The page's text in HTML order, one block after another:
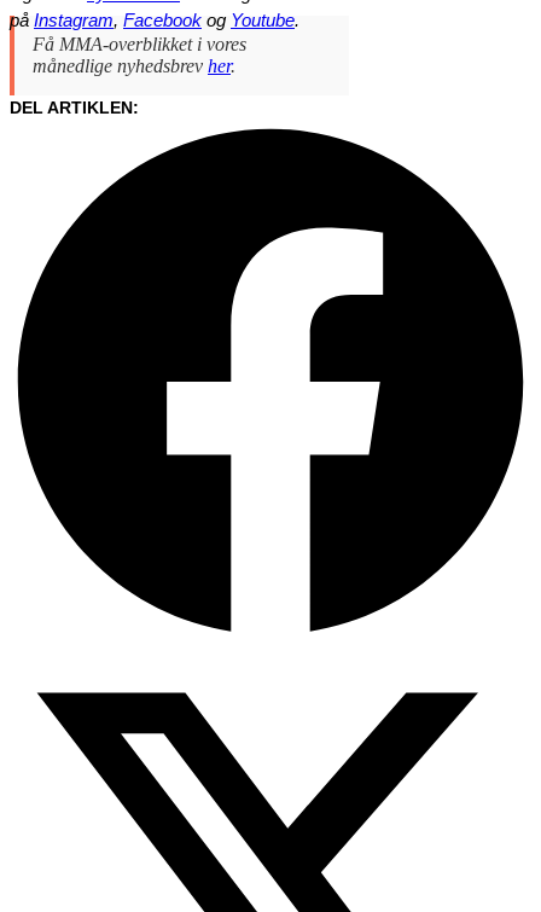
på Instagram, Facebook og Youtube.
Få MMA-overblikket i vores
månedlige nyhedsbrev her.
DEL ARTIKLEN: